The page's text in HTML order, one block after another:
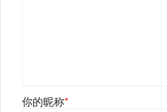
你的昵称*